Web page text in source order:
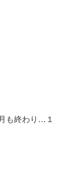
も終わり…１